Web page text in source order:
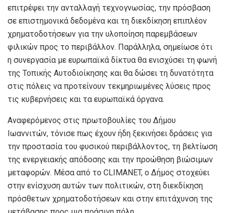
επιτρέψει την ανταλλαγή τεχνογνωσίας, την πρόσβαση
σε επιστημονικά δεδομένα και τη διεκδίκηση επιπλέον
χρηματοδοτήσεων για την υλοποίηση παρεμβάσεων
φιλικών προς το περιβάλλον. Παράλληλα, σημείωσε ότι
η συνεργασία με ευρωπαϊκά δίκτυα θα ενισχύσει τη φωνή
της Τοπικής Αυτοδιοίκησης και θα δώσει τη δυνατότητα
στις πόλεις να προτείνουν τεκμηριωμένες λύσεις προς
τις κυβερνήσεις και τα ευρωπαϊκά όργανα.
Αναφερόμενος στις πρωτοβουλίες του Δήμου
Ιωαννιτών, τόνισε πως έχουν ήδη ξεκινήσει δράσεις για
την προστασία του φυσικού περιβάλλοντος, τη βελτίωση
της ενεργειακής απόδοσης και την προώθηση βιώσιμων
μεταφορών. Μέσα από το CLIMANET, ο Δήμος στοχεύει
στην ενίσχυση αυτών των πολιτικών, στη διεκδίκηση
πρόσθετων χρηματοδοτήσεων και στην επιτάχυνση της